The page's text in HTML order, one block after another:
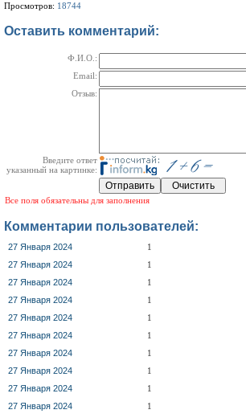
Просмотров: 18744
Оставить комментарий:
Ф.И.О.:
Email:
Отзыв:
Введите ответ
указанный на картинке:
Все поля обязательны для заполнения
Комментарии пользователей:
27 Января 2024 1
27 Января 2024
1
27 Января 2024
1
27 Января 2024
1
27 Января 2024
1
27 Января 2024
1
27 Января 2024
1
27 Января 2024
1
27 Января 2024
1
27 Января 2024
1